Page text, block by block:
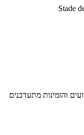
Stade
והזמינות מתעדכנים